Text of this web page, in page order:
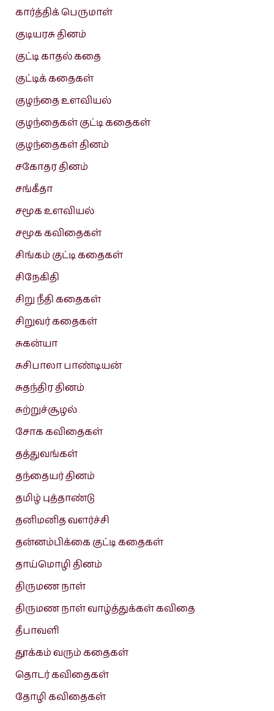
கார்த்திக் பெருமாள்
குடியரசு தினம்
குட்டி காதல் கதை
குட்டிக் கதைகள்
குழந்தை உளவியல்
குழந்தைகள் குட்டி கதைகள்
குழந்தைகள் தினம்
சகோதர தினம்
சங்கீதா
சமூக உளவியல்
சமூக கவிதைகள்
சிங்கம் குட்டி கதைகள்
சிநேகிதி
சிறு நீதி கதைகள்
சிறுவர் கதைகள்
சுகன்யா
சுசிபாலா பாண்டியன்
சுதந்திர தினம்
சுற்றுச்சூழல்
சோக கவிதைகள்
தத்துவங்கள்
தந்தையர் தினம்
தமிழ் புத்தாண்டு
தனிமனித வளர்ச்சி
தன்னம்பிக்கை குட்டி கதைகள்
தாய்மொழி தினம்
திருமண நாள்
திருமண நாள் வாழ்த்துக்கள் கவிதை
தீபாவளி
தூக்கம் வரும் கதைகள்
தொடர் கவிதைகள்
தோழி கவிதைகள்